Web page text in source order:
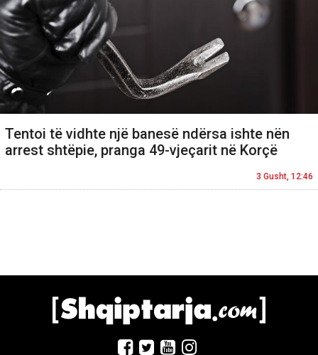
Tentoi të vidhte një banesë ndërsa ishte nën
arrest shtëpie, pranga 49-vjeçarit në Korçë
3 Gusht, 12:46